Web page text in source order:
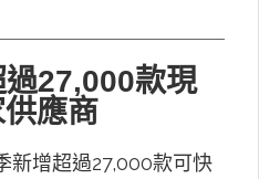
27,000款現
應商
新增超過27,000款可快